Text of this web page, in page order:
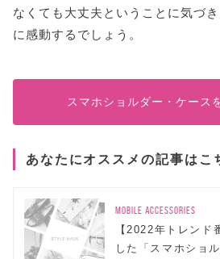
なくても大丈夫ということに気づ
に感動するでしょう。
スマホショルダー・ケース
あなたにオススメの記事はこ
MOBILE ACCESSORIES
【2022年トレンド
した「スマホショ